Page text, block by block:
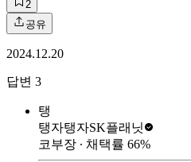
2
공유
2024.12.20
답변 3
탱
탱자탱자SK플래닛
코부장 ∙ 채택률 66%